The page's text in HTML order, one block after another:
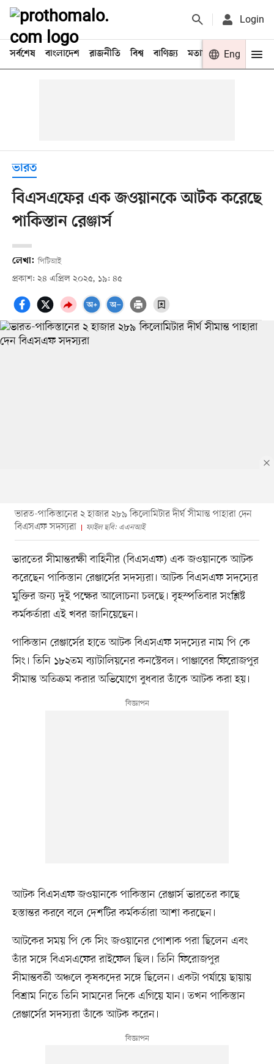
Login
সর্বশেষ বাংলাদেশ রাজনীতি বিশ্ব বাণিজ্য মতামত খেলা
Eng
ভারত
বিএসএফের এক জওয়ানকে আটক করেছে
পাকিস্তান রেঞ্জার্স
লেখা: পিটিআই
প্রকাশ: ২৪ এপ্রিল ২০২৫, ১৯: ৪৫
ভারত-পাকিস্তানের ২ হাজার ২৮৯ কিলোমিটার দীর্ঘ সীমান্ত পাহারা দেন
বিএসএফ সদস্যরা
ফাইল ছবি: এএনআই
ভারতের সীমান্তরক্ষী বাহিনীর (বিএসএফ) এক জওয়ানকে আটক
করেছেন পাকিস্তান রেঞ্জার্সের সদস্যরা। আটক বিএসএফ সদস্যের
মুক্তির জন্য দুই পক্ষের আলোচনা চলছে। বৃহস্পতিবার সংশ্লিষ্ট
কর্মকর্তারা এই খবর জানিয়েছেন।
পাকিস্তান রেঞ্জার্সের হাতে আটক বিএসএফ সদস্যের নাম পি কে
সিং। তিনি ১৮২তম ব্যাটালিয়নের কনস্টেবল। পাঞ্জাবের ফিরোজপুর
সীমান্ত অতিক্রম করার অভিযোগে বুধবার তাঁকে আটক করা হয়।
আটক বিএসএফ জওয়ানকে পাকিস্তান রেঞ্জার্স ভারতের কাছে
হস্তান্তর করবে বলে দেশটির কর্মকর্তারা আশা করছেন।
আটকের সময় পি কে সিং জওয়ানের পোশাক পরা ছিলেন এবং
তাঁর সঙ্গে বিএসএফের রাইফেল ছিল। তিনি ফিরোজপুর
সীমান্তবর্তী অঞ্চলে কৃষকদের সঙ্গে ছিলেন। একটা পর্যায়ে ছায়ায়
বিশ্রাম নিতে তিনি সামনের দিকে এগিয়ে যান। তখন পাকিস্তান
রেঞ্জার্সের সদস্যরা তাঁকে আটক করেন।